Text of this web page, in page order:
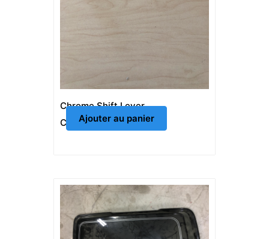
Chrome Shift Lever
CAD $10.00
Ajouter au panier